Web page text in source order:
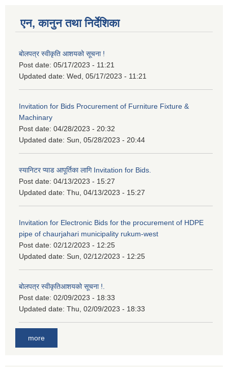
एन, कानुन तथा निर्देशिका
बोलपत्र स्वीकृति आशयको सूचना !
Post date: 05/17/2023 - 11:21
Updated date: Wed, 05/17/2023 - 11:21
Invitation for Bids Procurement of Furniture Fixture &
Machinary
Post date: 04/28/2023 - 20:32
Updated date: Sun, 05/28/2023 - 20:44
स्यानिटर प्याड आपूर्तिका लागि Invitation for Bids.
Post date: 04/13/2023 - 15:27
Updated date: Thu, 04/13/2023 - 15:27
Invitation for Electronic Bids for the procurement of HDPE
pipe of chaurjahari municipality rukum-west
Post date: 02/12/2023 - 12:25
Updated date: Sun, 02/12/2023 - 12:25
बोलपत्र स्वीकृतिआशयको सूचना !.
Post date: 02/09/2023 - 18:33
Updated date: Thu, 02/09/2023 - 18:33
more